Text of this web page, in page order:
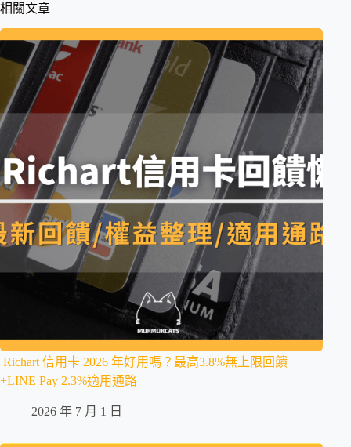
相關文章
Richart 信用卡 2026 年好用嗎？最高3.8%無上限回饋
+LINE Pay 2.3%適用通路
2026 年 7 月 1 日